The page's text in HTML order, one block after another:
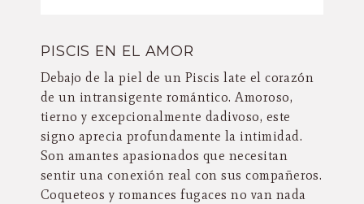
PISCIS EN EL AMOR
Debajo de la piel de un Piscis late el corazón
de un intransigente romántico. Amoroso,
tierno y excepcionalmente dadivoso, este
signo aprecia profundamente la intimidad.
Son amantes apasionados que necesitan
sentir una conexión real con sus compañeros.
Coqueteos y romances fugaces no van nada